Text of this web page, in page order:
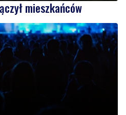
mieszkańców